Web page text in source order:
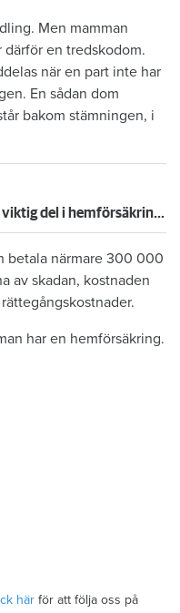
Men mamman
en tredskodom.
när en part inte har
En sådan dom
bakom stämningen, i
Ansvarsskyddet – en viktig del i hemförsäkringen
betala närmare 300 000
av skadan, kostnaden
har en hemförsäkring.
här för att följa oss på